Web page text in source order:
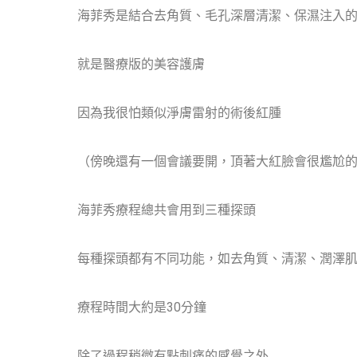
海菲秀是結合去角質、毛孔深層清潔、保濕注入
就是醫療版的美容護膚
因為我很怕類似淨膚雷射的術後紅腫
（傍晚還有一個會議要開，頂著大紅臉會很尷尬的
海菲秀療程總共會用到三種探頭
每種探頭都有不同功能，如去角質、清潔、潤澤
療程時間大約是30分鐘